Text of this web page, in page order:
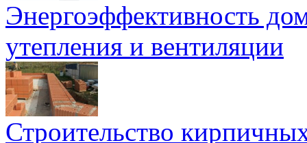
Энергоэффективность
утепления и вентиляции
Строительство